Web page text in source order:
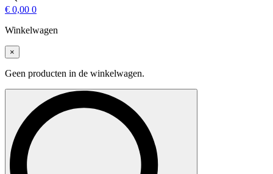
€ 0,00 0
Winkelwagen
×
Geen producten in de winkelwagen.
Search